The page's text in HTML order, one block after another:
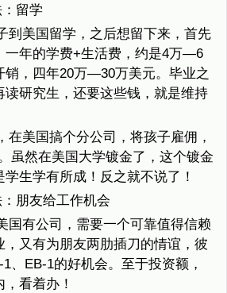
留学
到美国留学，之后想留下来，首先
一年的学费+生活费，约是4万—6
销，四年20万—30万美元。毕业之
读研究生，还要这些钱，就是维持
在美国搞个分公司，将孩子雇佣，
虽然在美国大学镀金了，这个镀金
生学有所成！反之就不说了！
朋友给工作机会
国有公司，需要一个可靠值得信赖
，又有为朋友两肋插刀的情谊，彼
、EB-1的好机会。至于投资额，
看着办！